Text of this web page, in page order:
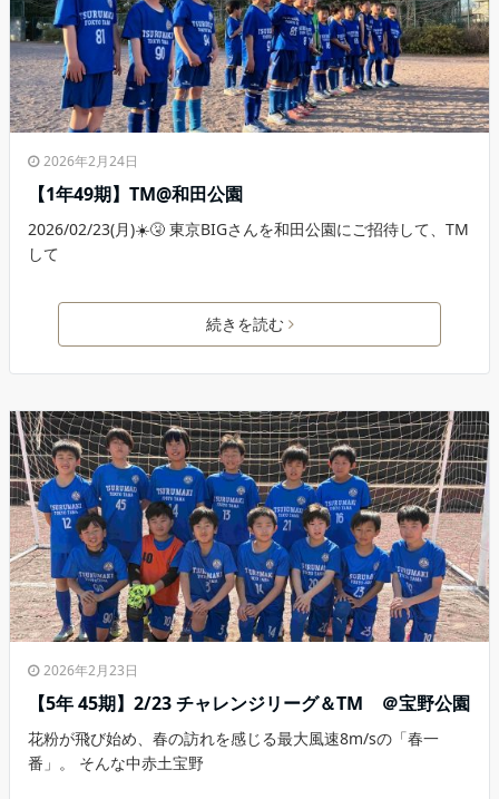
2026年2月24日
【1年49期】TM@和田公園
2026/02/23(月)☀️🤧 東京BIGさんを和田公園にご招待して、TM
して
続きを読む
2026年2月23日
【5年 45期】2/23 チャレンジリーグ＆TM ＠宝野公園
花粉が飛び始め、春の訪れを感じる最大風速8m/sの「春一
番」。 そんな中赤土宝野